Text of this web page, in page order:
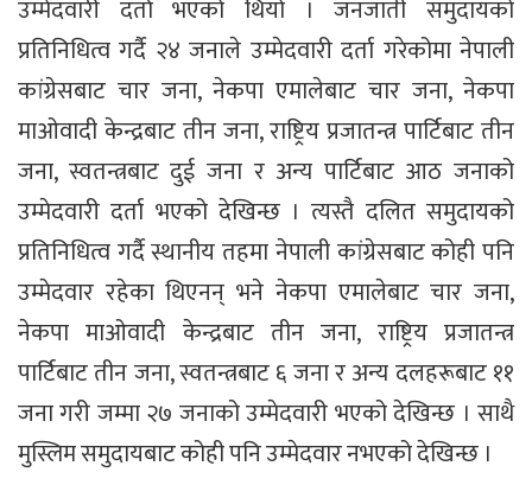
उम्मेदवारी दर्ता भएको थियो । जनजाती समुदायको
प्रतिनिधित्व गर्दै २४ जनाले उम्मेदवारी दर्ता गरेकोमा नेपाली
कांग्रेसबाट चार जना, नेकपा एमालेबाट चार जना, नेकपा
माओवादी केन्द्रबाट तीन जना, राष्ट्रिय प्रजातन्त्र पार्टिबाट तीन
जना, स्वतन्त्रबाट दुई जना र अन्य पार्टिबाट आठ जनाको
उम्मेदवारी दर्ता भएको देखिन्छ । त्यस्तै दलित समुदायको
प्रतिनिधित्व गर्दै स्थानीय तहमा नेपाली कांग्रेसबाट कोही पनि
उम्मेदवार रहेका थिएनन् भने नेकपा एमालेबाट चार जना,
नेकपा माओवादी केन्द्रबाट तीन जना, राष्ट्रिय प्रजातन्त्र
पार्टिबाट तीन जना, स्वतन्त्रबाट ६ जना र अन्य दलहरूबाट ११
जना गरी जम्मा २७ जनाको उम्मेदवारी भएको देखिन्छ । साथै
मुस्लिम समुदायबाट कोही पनि उम्मेदवार नभएको देखिन्छ ।